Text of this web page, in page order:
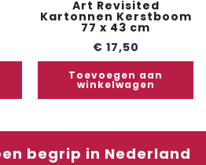
Art Revisited
Kartonnen Kerstboom
77 x 43 cm
€ 17,50
Toevoegen aan
winkelwagen
begrip in Nederland